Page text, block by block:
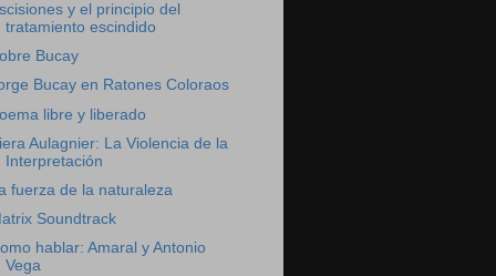
y el principio del
tratamiento escindido
Bucay
Bucay en Ratones Coloraos
libre y liberado
Aulagnier: La Violencia de la
Interpretación
fuerza de la naturaleza
Soundtrack
hablar: Amaral y Antonio
Vega